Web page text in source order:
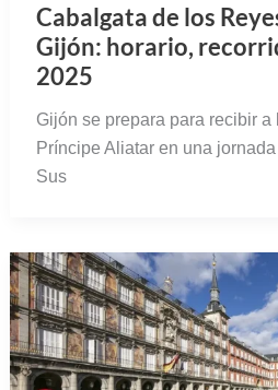
Cabalgata de los
Gijón: horario,
2025
Gijón se prepara para recibir a
Príncipe Aliatar en una
Sus